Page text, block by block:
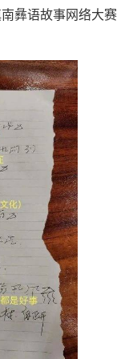
南彝语故事网络大赛